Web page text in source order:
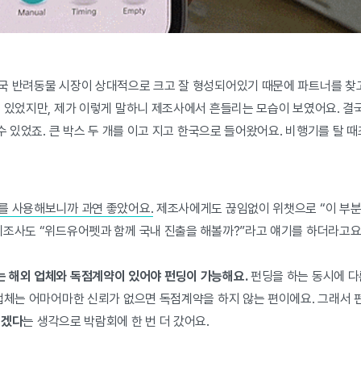
반려동물 시장이 상대적으로 크고 잘 형성되어있기 때문에 파트너를
었지만, 제가 이렇게 말하니 제조사에서 흔들리는 모습이 보였어요. 결
있었죠. 큰 박스 두 개를 이고 지고 한국으로 들어왔어요. 비행기를 탈
사용해보니까 과연 좋았어요. 제조사에게도 끊임없이 위챗으로 “이 부
사도 “위드유어펫과 함께 국내 진출을 해볼까?”라고 얘기를 하더라고
해외 업체와 독점계약이 있어야 펀딩이 가능해요.펀딩을 하는 동시에
는 어마어마한 신뢰가 없으면 독점계약을 하지 않는 편이에요. 그래서
다는 생각으로 박람회에 한 번 더 갔어요.